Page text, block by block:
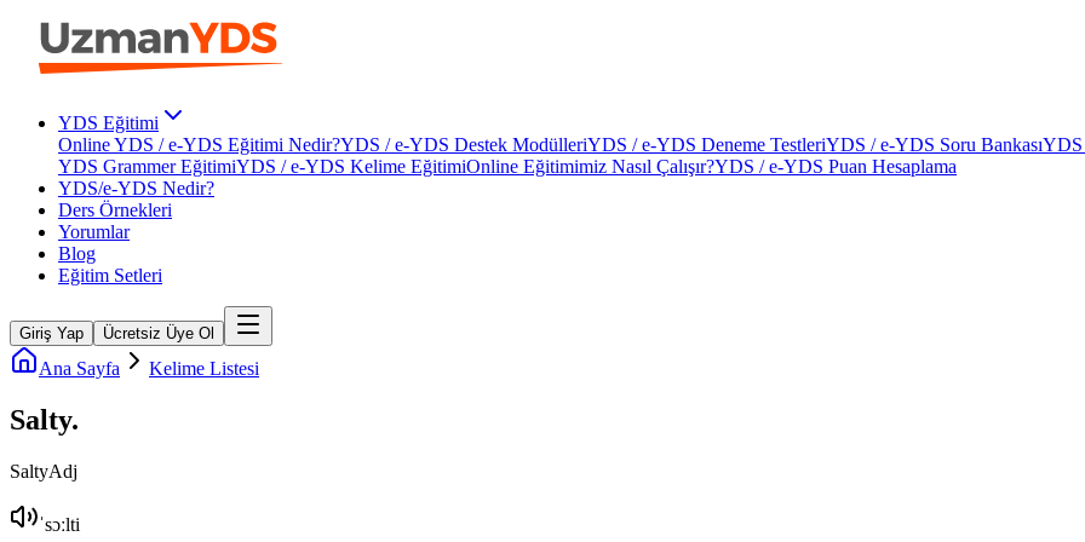
YDS Eğitimi
Online YDS / e-YDS Eğitimi Nedir?YDS / e-YDS Destek ModülleriYDS / e-YDS Deneme TestleriYDS / e-YDS Soru BankasıYDS
YDS Grammer EğitimiYDS / e-YDS Kelime EğitimiOnline Eğitimimiz Nasıl Çalışır?YDS / e-YDS Puan Hesaplama
YDS/e-YDS Nedir?
Ders Örnekleri
Yorumlar
Blog
Eğitim Setleri
Giriş Yap Ücretsiz Üye Ol
Ana Sayfa Kelime Listesi
Salty.
SaltyAdj
ˈsɔːlti